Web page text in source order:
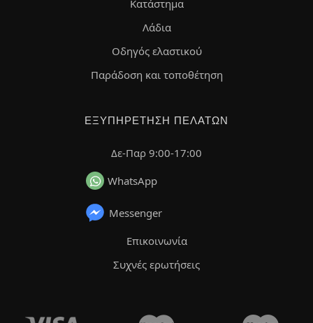
Κατάστημα
Λάδια
Οδηγός ελαστικού
Παράδοση και τοποθέτηση
ΕΞΥΠΗΡΈΤΗΣΗ ΠΕΛΑΤΏΝ
Δε-Παρ 9:00-17:00
WhatsApp
Messenger
Επικοινωνία
Συχνές ερωτήσεις